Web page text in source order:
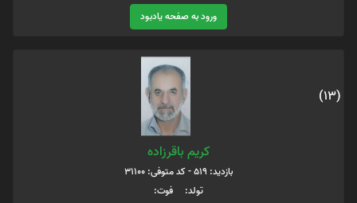
ورود به صفحه یادبود
(13)
کریم باقرزاده
بازدید: 519 - کد متوفی: 31100
تولد: فوت: